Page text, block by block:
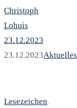
Christoph
Lohuis
23.12.2023
23.12.2023Aktuelles
Lesezeichen.